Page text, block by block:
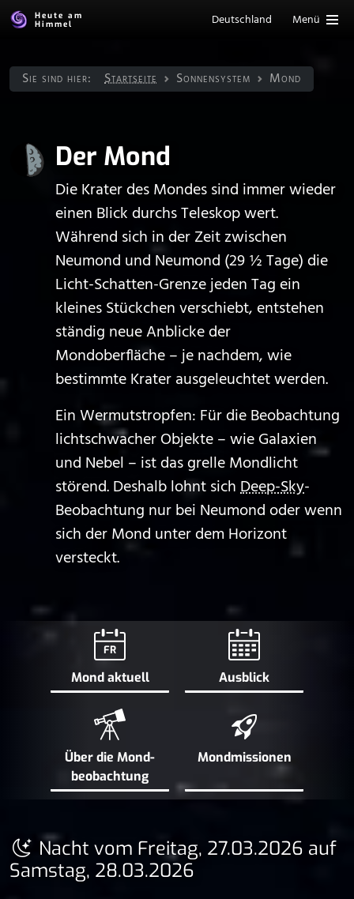
Heute am
Himmel
Deutschland Menü
Sie sind hier: Startseite Sonnen­system Mond
Der Mond
Die Krater des Mondes sind immer wieder
einen Blick durchs Teleskop wert.
Während sich in der Zeit zwischen
Neumond und Neumond (29 ½ Tage) die
Licht-Schatten-Grenze jeden Tag ein
kleines Stückchen verschiebt, entstehen
ständig neue Anblicke der
Mondoberfläche – je nachdem, wie
bestimmte Krater ausgeleuchtet werden.
Ein Wermutstropfen: Für die Beobachtung
lichtschwacher Objekte – wie Galaxien
und Nebel – ist das grelle Mondlicht
störend. Deshalb lohnt sichDeep-Sky-
Beobachtung nur bei Neumond oder wenn
sich der Mond unter dem Horizont
versteckt.
FR
Mond aktuell Ausblick
Über die Mond­
beobachtung
Mond­missionen
Nacht vom Freitag, 27.03.2026 auf
Samstag, 28.03.2026